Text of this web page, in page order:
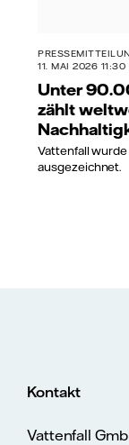
11. MAI 2026 11:30
Unter
zählt
Vattenfall
ausgezeichnet.
Kontakt
Vattenfall